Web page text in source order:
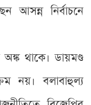
আসন্ন নির্বাচনে
থাকে। ডায়মণ্ড
নয়। বলাবাহুল্য